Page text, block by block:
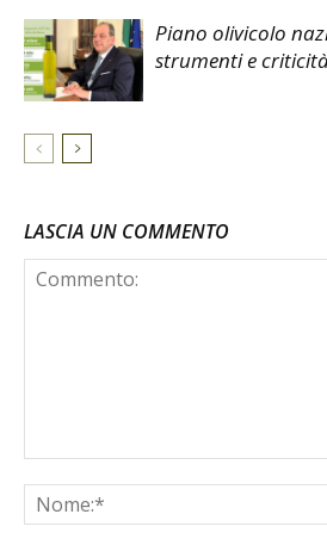
Piano olivicolo
strumenti e
LASCIA UN COMMENTO